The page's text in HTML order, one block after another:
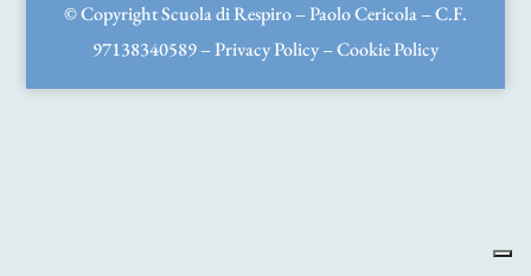
© Copyright Scuola di Respiro – Paolo Cericola – C.F.
97138340589 –Privacy Policy–Cookie Policy